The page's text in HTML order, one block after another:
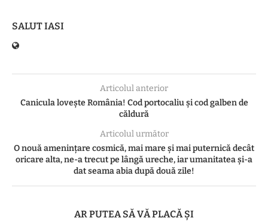
SALUT IASI
Articolul anterior
Canicula lovește România! Cod portocaliu și cod galben de
căldură
Articolul următor
O nouă amenințare cosmică, mai mare și mai puternică decât
oricare alta, ne-a trecut pe lângă ureche, iar umanitatea și-a
dat seama abia după două zile!
AR PUTEA SĂ VĂ PLACĂ ȘI